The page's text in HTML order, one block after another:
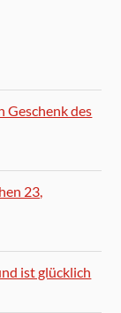
Geschenk des
23,
ist glücklich